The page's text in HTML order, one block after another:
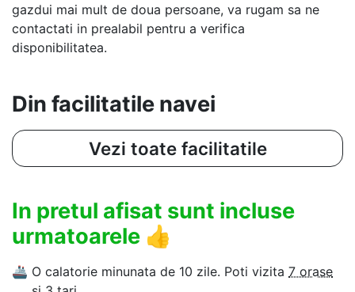
gazdui mai mult de doua persoane, va rugam sa ne
contactati in prealabil pentru a verifica
disponibilitatea.
Din facilitatile navei
Vezi toate facilitatile
In pretul afisat sunt incluse
urmatoarele 👍
🚢 O calatorie minunata de 10 zile. Poti vizita 7 orase